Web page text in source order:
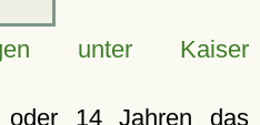
unter Kaiser
14 Jahren das